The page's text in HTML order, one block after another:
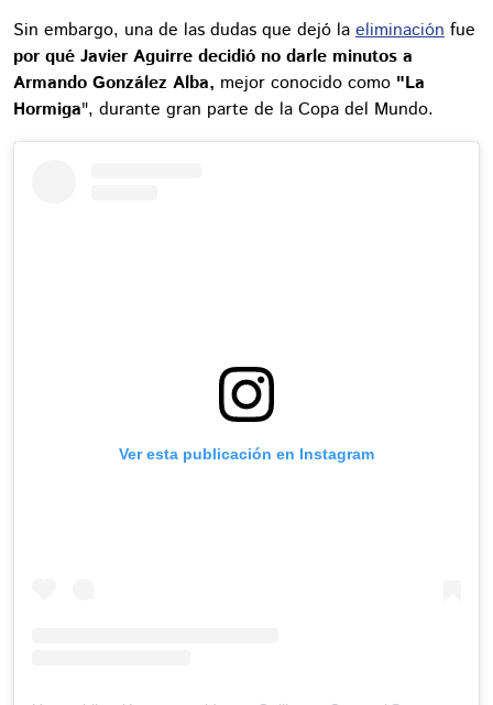
Sin embargo, una de las dudas que dejó la eliminación fue
por qué Javier Aguirre decidió no darle minutos a
Armando González Alba, mejor conocido como "La
Hormiga", durante gran parte de la Copa del Mundo.
Ver esta publicación en Instagram